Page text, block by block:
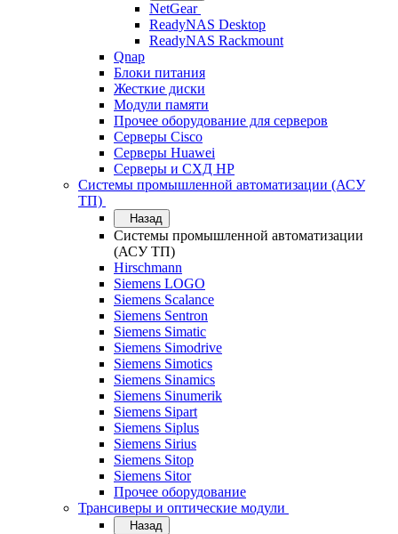
NetGear
ReadyNAS Desktop
ReadyNAS Rackmount
Qnap
Блоки питания
Жесткие диски
Модули памяти
Прочее оборудование для серверов
Серверы Cisco
Серверы Huawei
Серверы и СХД HP
Системы промышленной автоматизации (АСУ
ТП)
Назад
Системы промышленной автоматизации
(АСУ ТП)
Hirschmann
Siemens LOGO
Siemens Scalance
Siemens Sentron
Siemens Simatic
Siemens Simodrive
Siemens Simotics
Siemens Sinamics
Siemens Sinumerik
Siemens Sipart
Siemens Siplus
Siemens Sirius
Siemens Sitop
Siemens Sitor
Прочее оборудование
Трансиверы и оптические модули
Назад